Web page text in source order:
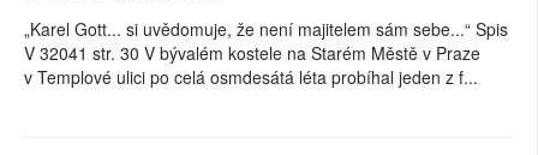
„Karel Gott... si uvědomuje, že není majitelem sám sebe...“ Spis
V 32041 str. 30 V bývalém kostele na Starém Městě v Praze
v Templové ulici po celá osmdesátá léta probíhal jeden z f...